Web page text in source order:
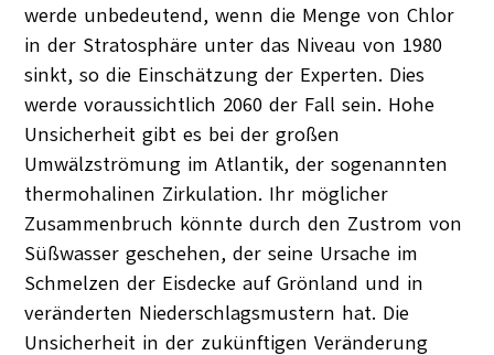
werde unbedeutend, wenn die Menge von Chlor
in der Stratosphäre unter das Niveau von 1980
sinkt, so die Einschätzung der Experten. Dies
werde voraussichtlich 2060 der Fall sein. Hohe
Unsicherheit gibt es bei der großen
Umwälzströmung im Atlantik, der sogenannten
thermohalinen Zirkulation. Ihr möglicher
Zusammenbruch könnte durch den Zustrom von
Süßwasser geschehen, der seine Ursache im
Schmelzen der Eisdecke auf Grönland und in
veränderten Niederschlagsmustern hat. Die
Unsicherheit in der zukünftigen Veränderung